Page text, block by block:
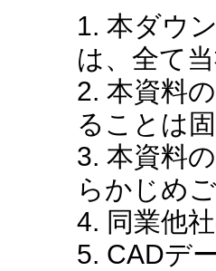
1. 本ダウ
は、全て
2. 本資料
ることは
3. 本資料
らかじめ
4. 同業他
5. CADデ